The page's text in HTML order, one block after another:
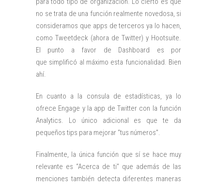
no se trata de una función realmente novedosa, si
consideramos que apps de terceros ya lo hacen,
como Tweetdeck (ahora de Twitter) y Hootsuite.
El punto a favor de Dashboard es por
que simplificó al máximo esta funcionalidad. Bien
ahí.
En cuanto a la consula de estadísticas, ya lo
ofrece Engage y la app de Twitter con la función
Analytics. Lo único adicional es que te da
pequeños tips para mejorar “tus números”.
Finalmente, la única función que sí se hace muy
relevante es “Acerca de ti” que además de las
menciones también detecta diferentes maneras